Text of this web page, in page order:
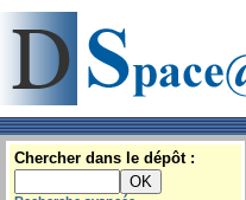
Chercher dans le dépôt :